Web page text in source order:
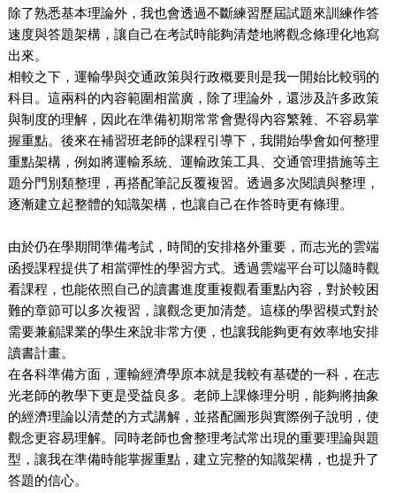
除了熟悉基本理論外，我也會透過不斷練習歷屆試題來訓練作答
速度與答題架構，讓自己在考試時能夠清楚地將觀念條理化地寫
出來。
相較之下，運輸學與交通政策與行政概要則是我一開始比較弱的
科目。這兩科的內容範圍相當廣，除了理論外，還涉及許多政策
與制度的理解，因此在準備初期常常會覺得內容繁雜、不容易掌
握重點。後來在補習班老師的課程引導下，我開始學會如何整理
重點架構，例如將運輸系統、運輸政策工具、交通管理措施等主
題分門別類整理，再搭配筆記反覆複習。透過多次閱讀與整理，
逐漸建立起整體的知識架構，也讓自己在作答時更有條理。
由於仍在學期間準備考試，時間的安排格外重要，而志光的雲端
函授課程提供了相當彈性的學習方式。透過雲端平台可以隨時觀
看課程，也能依照自己的讀書進度重複觀看重點內容，對於較困
難的章節可以多次複習，讓觀念更加清楚。這樣的學習模式對於
需要兼顧課業的學生來說非常方便，也讓我能夠更有效率地安排
讀書計畫。
在各科準備方面，運輸經濟學原本就是我較有基礎的一科，在志
光老師的教學下更是受益良多。老師上課條理分明，能夠將抽象
的經濟理論以清楚的方式講解，並搭配圖形與實際例子說明，使
觀念更容易理解。同時老師也會整理考試常出現的重要理論與題
型，讓我在準備時能掌握重點，建立完整的知識架構，也提升了
答題的信心。